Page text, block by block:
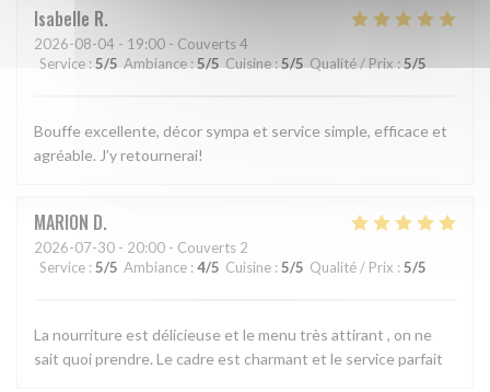
Isabelle R
2026-08-04 - 19:00 - Couverts 4
Service : 5/5 Ambiance : 5/5 Cuisine : 5/5 Qualité / Prix : 5/5
Bouffe excellente, décor sympa et service simple, efficace et
agréable. J’y retournerai!
MARION D
2026-07-30 - 20:00 - Couverts 2
Service : 5/5 Ambiance : 4/5 Cuisine : 5/5 Qualité / Prix : 5/5
La nourriture est délicieuse et le menu très attirant , on ne
sait quoi prendre. Le cadre est charmant et le service parfait